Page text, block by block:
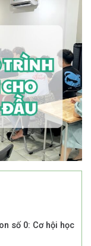
số 0: Cơ hội học